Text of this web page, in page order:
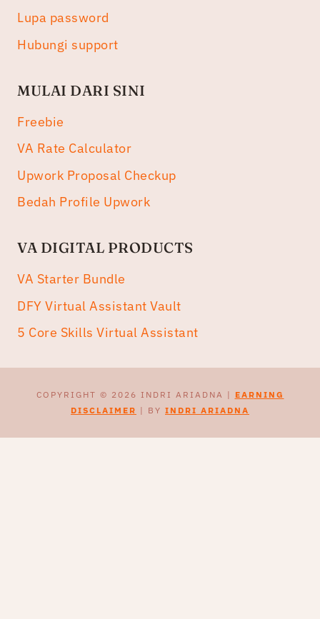
Lupa password
Hubungi support
MULAI DARI SINI
Freebie
VA Rate Calculator
Upwork Proposal Checkup
Bedah Profile Upwork
VA DIGITAL PRODUCTS
VA Starter Bundle
DFY Virtual Assistant Vault
5 Core Skills Virtual Assistant
COPYRIGHT © 2026 INDRI ARIADNA | EARNING
DISCLAIMER | BY INDRI ARIADNA